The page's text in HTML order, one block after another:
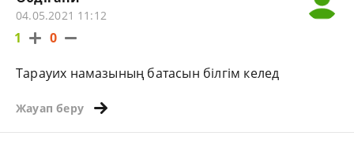
04.05.2021 11:12
1 0
Тарауих намазының батасын білгім келед
Жауап беру